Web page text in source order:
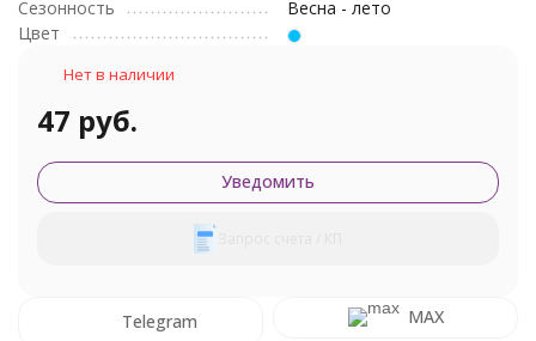
Сезонность
Весна - лето
Цвет
Нет в наличии
47 руб.
Уведомить
Telegram MAX